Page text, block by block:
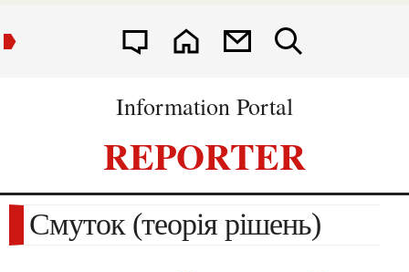
Information Portal
REPORTER
Смуток (теорія рішень)